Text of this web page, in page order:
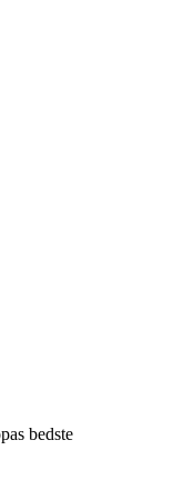
bedste